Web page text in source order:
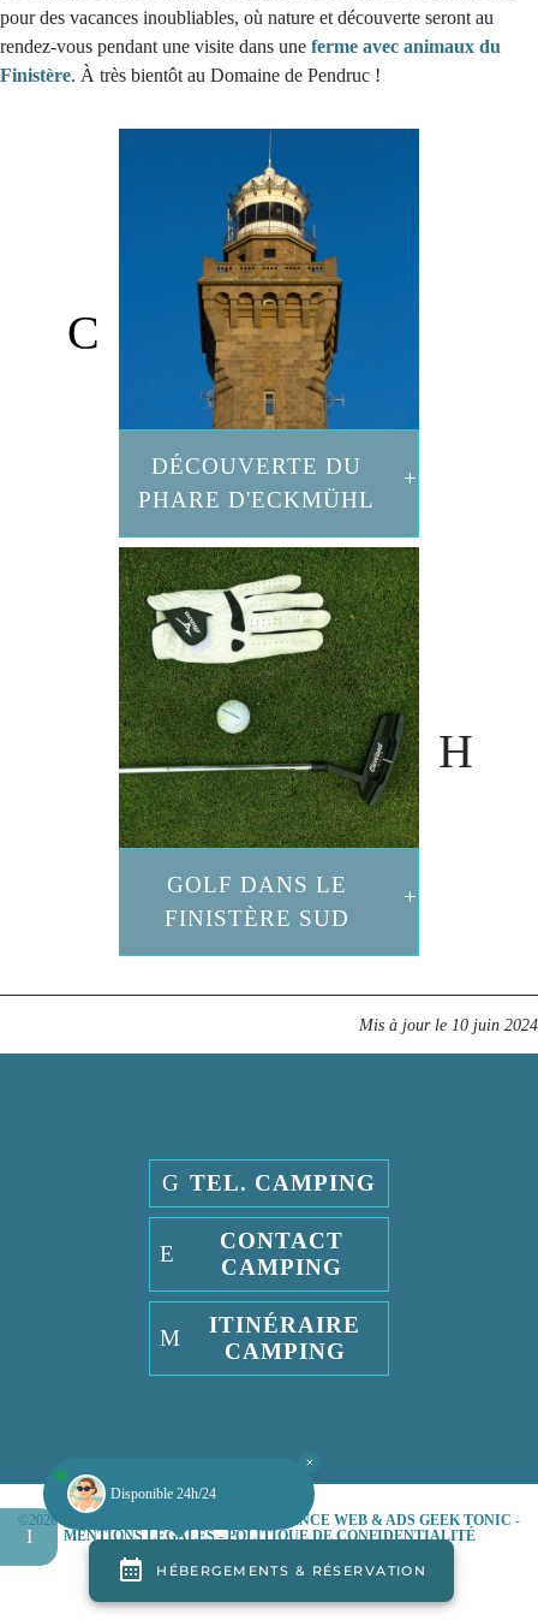
pour des vacances inoubliables, où nature et découverte seront au
rendez-vous pendant une visite dans une ferme avec animaux du
Finistère. À très bientôt au Domaine de Pendruc !
DÉCOUVERTE DU
PHARE D'ECKMÜHL
GOLF DANS LE
FINISTÈRE SUD
Mis à jour le 10 juin 2024
TEL. CAMPING
CONTACT
CAMPING
ITINÉRAIRE
CAMPING
©2026 AGENCE WEB & ADS GEEK TONIC -
MENTIONS LÉGALES-POLITIQUE DE CONFIDENTIALITÉ
Disponible 24h/24